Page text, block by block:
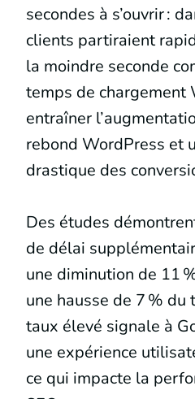
secondes à s’ouvrir :
clients partiraient
la moindre seconde
temps de chargement
entraîner
rebond WordPress et
drastique des
Des études
de délai
une diminution de 11
une hausse de 7 % du
taux élevé signale à
une expérience
ce qui impacte la